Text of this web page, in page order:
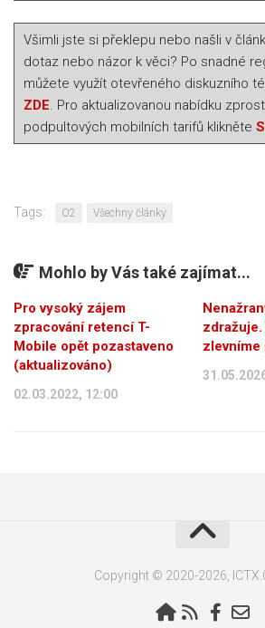
Všimli jste si překlepu nebo našli v
dotaz nebo názor k věci? Po snadné
můžete využít otevřeného diskuzního
ZDE. Pro aktualizovanou nabídku
podpultových mobilních tarifů klikněte
Tags: O2 Všechny články
Mohlo by Vás také zajímat...
Pro vysoký zájem
zpracování retencí T-
Mobile opět pozastaveno
(aktualizováno)
02.03.2022, 12:00
zdražuje.
zlevníme
Copyright © 2020-2026,